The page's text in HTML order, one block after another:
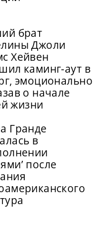
брат
Джоли
Хейвен
каминг-аут в
эмоционально
о начале
жизни
Гранде
в
после